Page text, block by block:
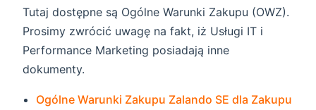
Tutaj dostępne są Ogólne Warunki Zakupu (OWZ).
Prosimy zwrócić uwagę na fakt, iż Usługi IT i
Performance Marketing posiadają inne
dokumenty.
Ogólne Warunki Zakupu Zalando SE dla Zakupu